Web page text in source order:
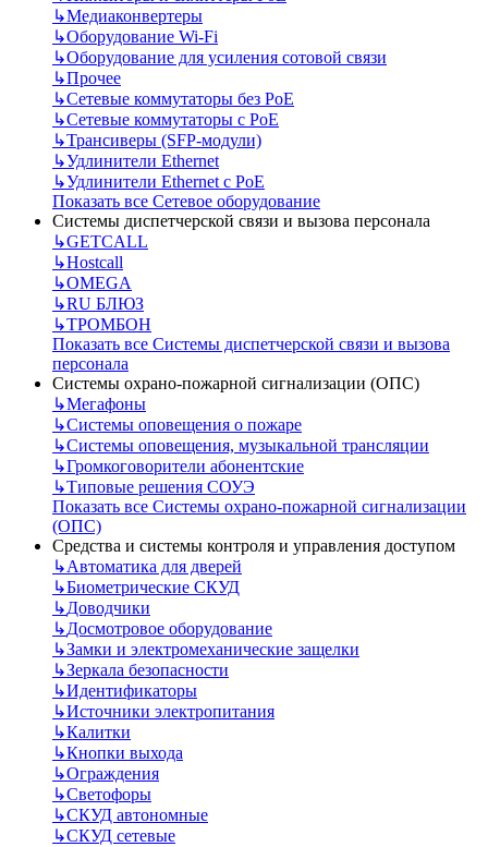
↳Медиаконвертеры
↳Оборудование Wi-Fi
↳Оборудование для усиления сотовой связи
↳Прочее
↳Сетевые коммутаторы без РоЕ
↳Сетевые коммутаторы с РоЕ
↳Трансиверы (SFP-модули)
↳Удлинители Ethernet
↳Удлинители Ethernet с PoE
Показать все Сетевое оборудование
Системы диспетчерской связи и вызова персонала
↳GETCALL
↳Hostcall
↳OMEGA
↳RU БЛЮЗ
↳ТРОМБОН
Показать все Системы диспетчерской связи и вызова
персонала
Системы охрано-пожарной сигнализации (ОПС)
↳Мегафоны
↳Системы оповещения о пожаре
↳Системы оповещения, музыкальной трансляции
↳Громкоговорители абонентские
↳Типовые решения СОУЭ
Показать все Системы охрано-пожарной сигнализации
(ОПС)
Средства и системы контроля и управления доступом
↳Автоматика для дверей
↳Биометрические СКУД
↳Доводчики
↳Досмотровое оборудование
↳Замки и электромеханические защелки
↳Зеркала безопасности
↳Идентификаторы
↳Источники электропитания
↳Калитки
↳Кнопки выхода
↳Ограждения
↳Светофоры
↳СКУД автономные
↳СКУД сетевые